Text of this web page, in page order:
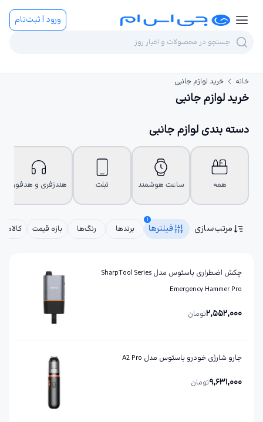
ورود | ثبت‌نام
خانه خرید لوازم جانبی
خرید لوازم جانبی
دسته بندی لوازم جانبی
همه ساعت هوشمند تبلت هندزفری و هدفون
مرتب‌سازی فیلترها
1
برندها رنگ‌ها بازه قیمت
چکش اضطراری باسئوس مدل SharpTool Series
Emergency Hammer Pro
2,552,000تومان
جارو شارژی خودرو باسئوس مدل A2 Pro
9,631,000تومان